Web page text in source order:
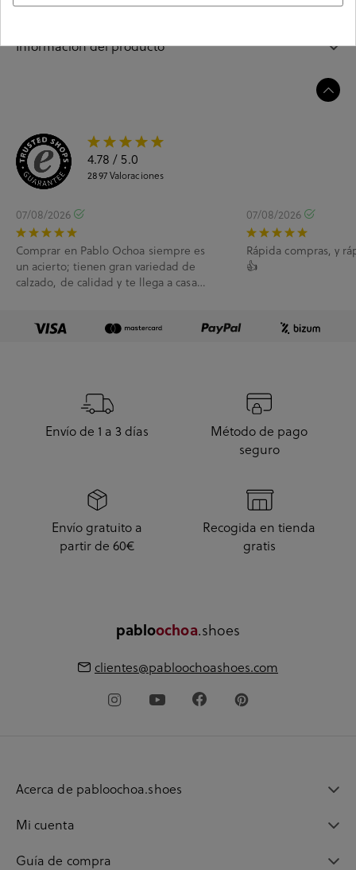
Ciudados y limpieza
Información del producto
4.78 / 5.0
2897Valoraciones
07/08/2026
Comprar en Pablo Ochoa siempre es
un acierto; tienen gran variedad de
calzado, de calidad y te llega a casa
07/08/2026
Rápida compras, y
👍
Envío de 1 a 3 días
Método de pago
seguro
Envío gratuito a
partir de 60€
Recogida en tienda
gratis
pabloochoa.shoes
clientes@pabloochoashoes.com
Acerca de pabloochoa.shoes
Mi cuenta
Guía de compra